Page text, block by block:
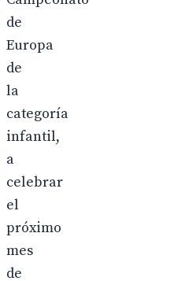
de
Europa
de
la
categoría
infantil,
a
celebrar
el
próximo
mes
de